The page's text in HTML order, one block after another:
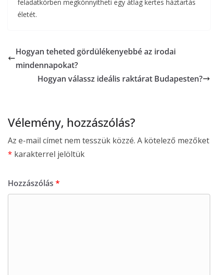
feladatkörben megkönnyítheti egy átlag kertes háztartás
életét.
Hogyan teheted gördülékenyebbé az irodai
mindennapokat?
Hogyan válassz ideális raktárat Budapesten?
Vélemény, hozzászólás?
Az e-mail címet nem tesszük közzé. A kötelező mezőket
* karakterrel jelöltük
Hozzászólás *